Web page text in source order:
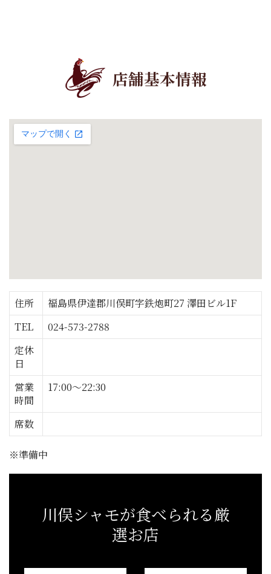
店舗基本情報
住所
福島県伊達郡川俣町字鉄炮町27 澤田ビル1F
TEL
024-573-2788
定休
日
営業
時間
17:00～22:30
席数
※準備中
川俣シャモが食べられる厳
選お店